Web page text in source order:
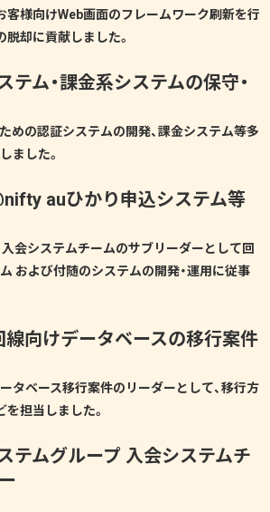
客様向けWeb画面のフレームワーク刷新を行
脱却に貢献しました。
テム・課金系システムの保守・
めの認証システムの開発、課金システム等多
ました。
auひかり申込システム等
会システムチームのサブリーダーとして回
および付随のシステムの開発・運用に従事
線向けデータベースの移行案件
タベース移行案件のリーダーとして、移行方
を担当しました。
テムグループ 入会システムチ